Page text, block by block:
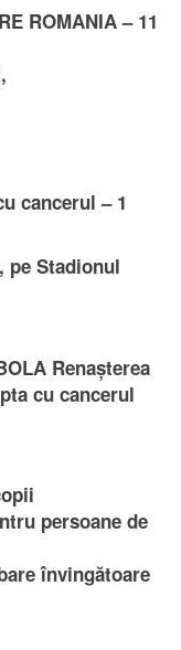
ROMANIA – 11
cancerul – 1
pe Stadionul
Renașterea
cu cancerul
persoane de
învingătoare